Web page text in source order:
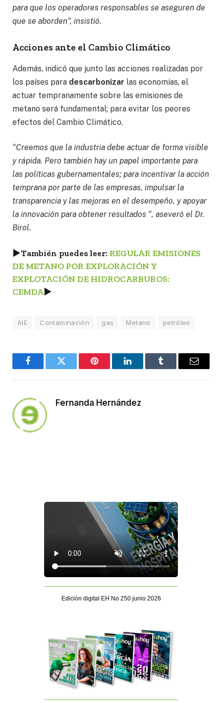
para que los operadores responsables se aseguren de
que se aborden”, insistió.
Acciones ante el Cambio Climático
Además, indicó que junto las acciones realizadas por
los países para descarbonizar las economías, el
actuar tempranamente sobre las emisiones de
metano será fundamental; para evitar los peores
efectos del Cambio Climático.
“Creemos que la industria debe actuar de forma visible
y rápida. Pero también hay un papel importante para
las políticas gubernamentales; para incentivar la acción
temprana por parte de las empresas, impulsar la
transparencia y las mejoras en el desempeño, y apoyar
la innovación para obtener resultados “, aseveró el Dr.
Birol.
►También puedes leer: REGULAR EMISIONES
DE METANO POR EXPLORACIÓN Y
EXPLOTACIÓN DE HIDROCARBUROS:
CEMDA►
AIE Contaminación gas Metano petróleo
FacebookTwitter Pinterest LinkedInTumblr Email
Fernanda Hernández
Edición digital EH No 250 junio 2026